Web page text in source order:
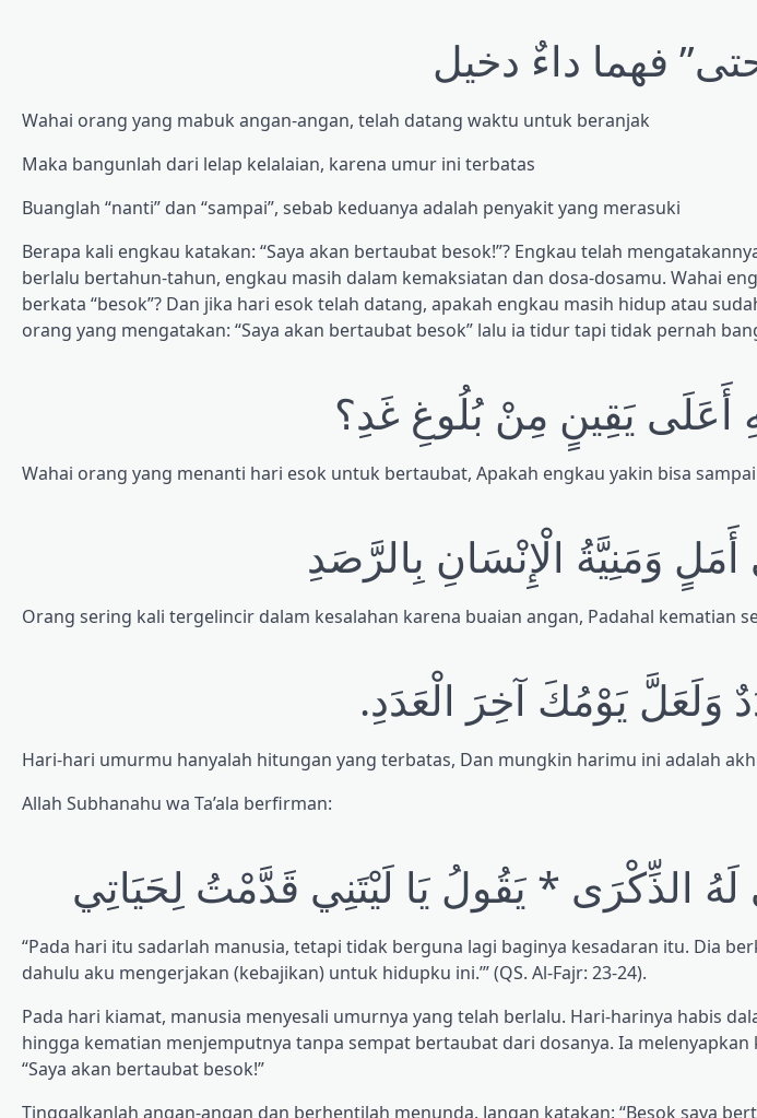
فهما داءٌ دخيل
Wahai orang yang mabuk angan-angan, telah datang waktu untuk beranjak
Maka bangunlah dari lelap kelalaian, karena umur ini terbatas
Buanglah “nanti” dan “sampai”, sebab keduanya adalah penyakit yang merasuki
Berapa kali engkau katakan: “Saya akan bertaubat besok!”? Engkau telah
berlalu bertahun-tahun, engkau masih dalam kemaksiatan dan dosa-dosamu. Wahai
berkata “besok”? Dan jika hari esok telah datang, apakah engkau masih hidup atau
orang yang mengatakan: “Saya akan bertaubat besok” lalu ia tidur tapi tidak pernah
أَعَلَى يَقِينٍ مِنْ بُلُوغِ غَدِ؟
Wahai orang yang menanti hari esok untuk bertaubat, Apakah engkau yakin bisa
وَمَنِيَّةُ الْإِنْسَانِ بِالرَّصَدِ
Orang sering kali tergelincir dalam kesalahan karena buaian angan, Padahal kematian
وَلَعَلَّ يَوْمُكَ آخِرَ الْعَدَدِ.
Hari-hari umurmu hanyalah hitungan yang terbatas, Dan mungkin harimu ini adalah
Allah Subhanahu wa Ta’ala berfirman:
لَهُ الذِّكْرَى * يَقُولُ يَا لَيْتَنِي قَدَّمْتُ لِحَيَاتِي
“Pada hari itu sadarlah manusia, tetapi tidak berguna lagi baginya kesadaran itu. Dia
dahulu aku mengerjakan (kebajikan) untuk hidupku ini.’” (QS. Al-Fajr: 23-24).
Pada hari kiamat, manusia menyesali umurnya yang telah berlalu. Hari-harinya habis
hingga kematian menjemputnya tanpa sempat bertaubat dari dosanya. Ia
“Saya akan bertaubat besok!”
Tinggalkanlah angan-angan dan berhentilah menunda. Jangan katakan: “Besok saya